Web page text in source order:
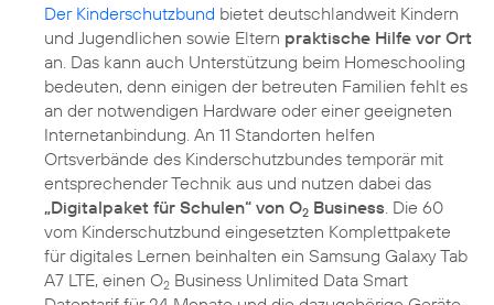
Der Kinderschutzbund bietet deutschlandweit Kindern
und Jugendlichen sowie Eltern praktische Hilfe vor Ort
an. Das kann auch Unterstützung beim Homeschooling
bedeuten, denn einigen der betreuten Familien fehlt es
an der notwendigen Hardware oder einer geeigneten
Internetanbindung. An 11 Standorten helfen
Ortsverbände des Kinderschutzbundes temporär mit
entsprechender Technik aus und nutzen dabei das
„Digitalpaket für Schulen“ von O2 Business . Die 60
vom Kinderschutzbund eingesetzten Komplettpakete
für digitales Lernen beinhalten ein Samsung Galaxy Tab
A7 LTE, einen O2 Business Unlimited Data Smart